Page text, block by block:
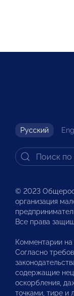
Русский
© 2023
организация
Все права
Комментарии
Согласно
содержащие
оскорбления,
точками, тире